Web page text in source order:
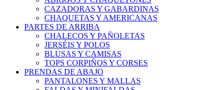
CAZADORAS Y GABARDINAS
CHAQUETAS Y AMERICANAS
PARTES DE ARRIBA
CHALECOS Y PAÑOLETAS
JERSÉIS Y POLOS
BLUSAS Y CAMISAS
TOPS CORPIÑOS Y CORSES
PRENDAS DE ABAJO
PANTALONES Y MALLAS